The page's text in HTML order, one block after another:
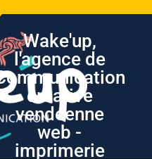
Wake'up,
l'agence de
créative
vendéenne
web -
imprimerie